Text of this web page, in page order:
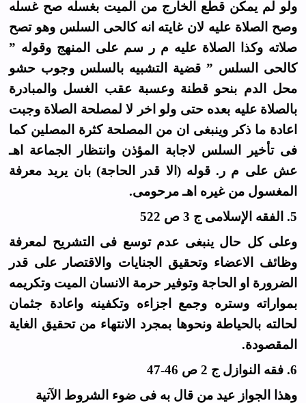
ولو لم يمكن قطع الخارج من الميت بغسله صح غسله
وصح الصلاة عليه لان غايته انه كالحى السلس وهو تصح
صلاته وكذا الصلاة عليه م ر سم على المنهج وقوله ”
كالحى السلس ” قضية التشبيه بالسلس وجوب حشو
محل الدم بنحو قطنة وعسبة عقب الغسل والمبادرة
بالصلاة عليه بعده حتى ولو اخر لا لمصلحة الصلاة وجبت
اعادة ما ذكر وينبغى ان من المصلحة كثرة المصلين كما
فى تأخير السلس لاجابة المؤذن وانتظار الجماعة اهـ
عش على م ر. قوله (الا قدر الحاجة) بان يريد معرفة
المغسول من غيره اهـ مرحومى.
5. الفقه الإسلامى ج 3 ص 522
وعلى كل حال ينبغى عدم توسع فى التشريح لمعرفة
وظائف الاعضاء وتحقيق الجنايات والاقتصار على قدر
الضرورة او الحاجة وتوفير حرمة الانسان الميت وتكريمه
بمواراته وستره وجمع اجزاءه وتكفينه واعادة جثمان
لحالته بالحياطة ونحوها بمجرد الانتهاء من تحقيق الغاية
المقصودة.
6. فقه النوازل ج 2 ص 46-47
وهذا الجواز عيد من قال به فى ضوء الشروط الآتية